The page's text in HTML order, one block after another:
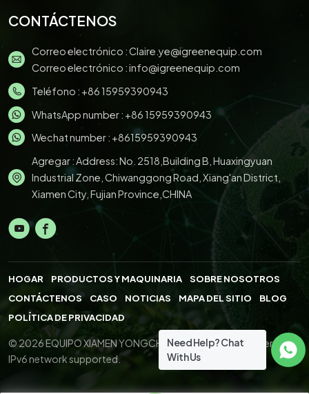
CONTÁCTENOS
Correo electrónico :Claire.ye@igreenequip.com
Correo electrónico :info@igreenequip.com
Teléfono : +86 15959390943
WhatsApp number : +86 15959390943
Wechat number : +8615959390943
Agregar : Address: No. 2518,Building B, Huaxingyuan
Industrial Zone, Chiwanggong Road, Xiang'an District,
Xiamen City, Fujian Province,CHINA
HOGAR PRODUCTOS Y MAQUINARIA
SOBRE NOSOTROS
CONTÁCTENOS
CASO NOTICIAS MAPA DEL SITIO
BLOG
POLÍTICA DE PRIVACIDAD
© 2026 EQUIPO XIAMEN YONGCHENG.,LTD. All Right Reserved.
IPv6 network supported.
Need Help? Chat
With Us